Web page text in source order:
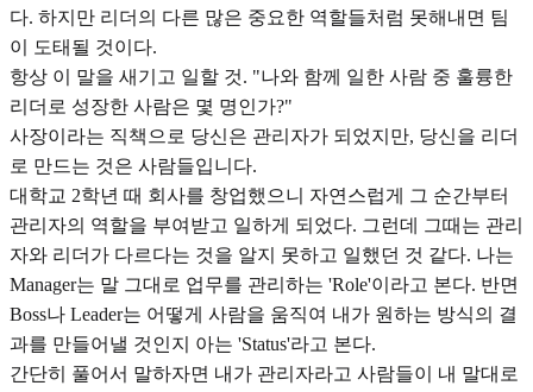
다. 하지만 리더의 다른 많은 중요한 역할들처럼 못해내면 팀
이 도태될 것이다.
항상 이 말을 새기고 일할 것. "나와 함께 일한 사람 중 훌륭한
리더로 성장한 사람은 몇 명인가?"
사장이라는 직책으로 당신은 관리자가 되었지만, 당신을 리더
로 만드는 것은 사람들입니다.
대학교 2학년 때 회사를 창업했으니 자연스럽게 그 순간부터
관리자의 역할을 부여받고 일하게 되었다. 그런데 그때는 관리
자와 리더가 다르다는 것을 알지 못하고 일했던 것 같다. 나는
Manager는 말 그대로 업무를 관리하는 'Role'이라고 본다. 반면
Boss나 Leader는 어떻게 사람을 움직여 내가 원하는 방식의 결
과를 만들어낼 것인지 아는 'Status'라고 본다.
간단히 풀어서 말하자면 내가 관리자라고 사람들이 내 말대로